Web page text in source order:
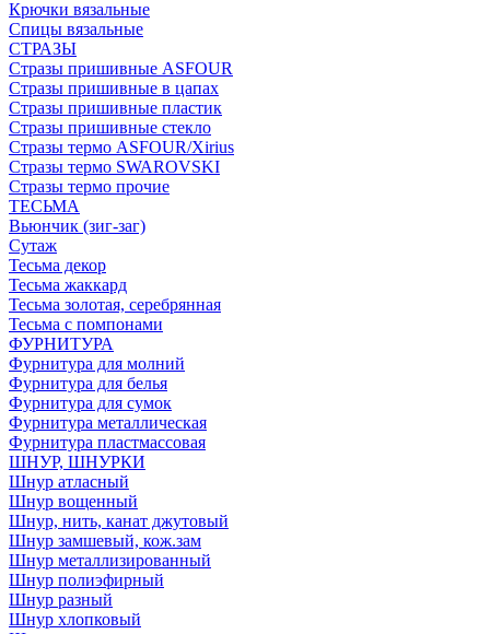
Крючки вязальные
Спицы вязальные
СТРАЗЫ
Стразы пришивные ASFOUR
Стразы пришивные в цапах
Стразы пришивные пластик
Стразы пришивные стекло
Стразы термо ASFOUR/Xirius
Стразы термо SWAROVSKI
Стразы термо прочие
ТЕСЬМА
Вьюнчик (зиг-заг)
Сутаж
Тесьма декор
Тесьма жаккард
Тесьма золотая, серебрянная
Тесьма с помпонами
ФУРНИТУРА
Фурнитура для молний
Фурнитура для белья
Фурнитура для сумок
Фурнитура металлическая
Фурнитура пластмассовая
ШНУР, ШНУРКИ
Шнур атласный
Шнур вощенный
Шнур, нить, канат джутовый
Шнур замшевый, кож.зам
Шнур металлизированный
Шнур полиэфирный
Шнур разный
Шнур хлопковый